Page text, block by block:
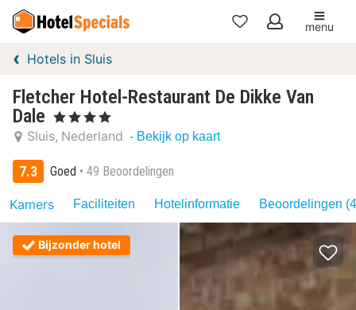
Mijn
menu
Hotels in Sluis
Fletcher Hotel-Restaurant De Dikke Van
Dale
, 4 Sterren
Sluis Nederland - Bekijk op kaart
7.3 Goed 49 Beoordelingen
Kamers Faciliteiten Hotelinformatie Beoordelingen
Bijzonder hotel